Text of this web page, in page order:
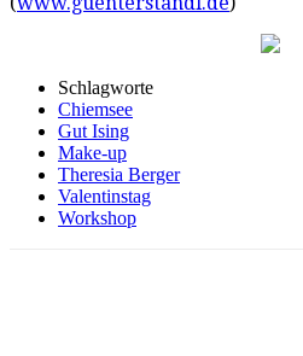
Schlagworte
Chiemsee
Gut Ising
Make-up
Theresia Berger
Valentinstag
Workshop